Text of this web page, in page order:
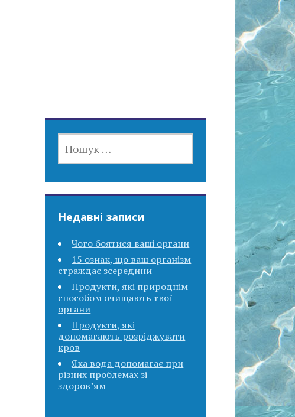
Недавні записи
Чого боятися ваші органи
15 ознак, що ваш організм
страждає зсередини
Продукти, які природнім
способом очищають твої
органи
Продукти, які
допомагають розріджувати
кров
Яка вода допомагає при
різних проблемах зі
здоров’ям